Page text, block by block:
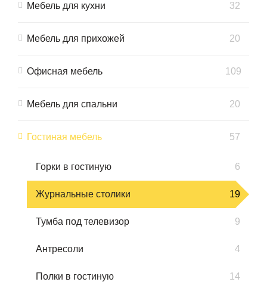
Мебель для кухни 32
Мебель для прихожей 20
Офисная мебель 109
Мебель для спальни 20
Гостиная мебель 57
Горки в гостиную 6
Журнальные столики 19
Тумба под телевизор 9
Антресоли 4
Полки в гостиную 14